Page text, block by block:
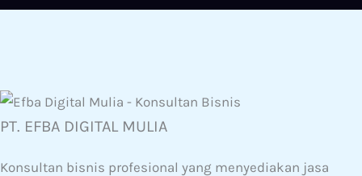
PT. EFBA DIGITAL MULIA
Konsultan bisnis profesional yang menyediakan jasa